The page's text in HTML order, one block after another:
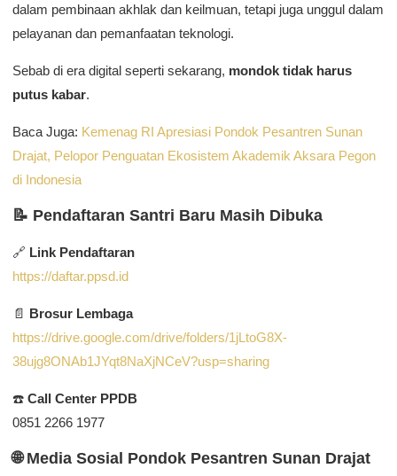
dalam pembinaan akhlak dan keilmuan, tetapi juga unggul dalam
pelayanan dan pemanfaatan teknologi.
Sebab di era digital seperti sekarang, mondok tidak harus
putus kabar.
Baca Juga: Kemenag RI Apresiasi Pondok Pesantren Sunan
Drajat, Pelopor Penguatan Ekosistem Akademik Aksara Pegon
di Indonesia
📝 Pendaftaran Santri Baru Masih Dibuka
🔗 Link Pendaftaran
https://daftar.ppsd.id
📄 Brosur Lembaga
https://drive.google.com/drive/folders/1jLtoG8X-
38ujg8ONAb1JYqt8NaXjNCeV?usp=sharing
☎️ Call Center PPDB
0851 2266 1977
🌐 Media Sosial Pondok Pesantren Sunan Drajat